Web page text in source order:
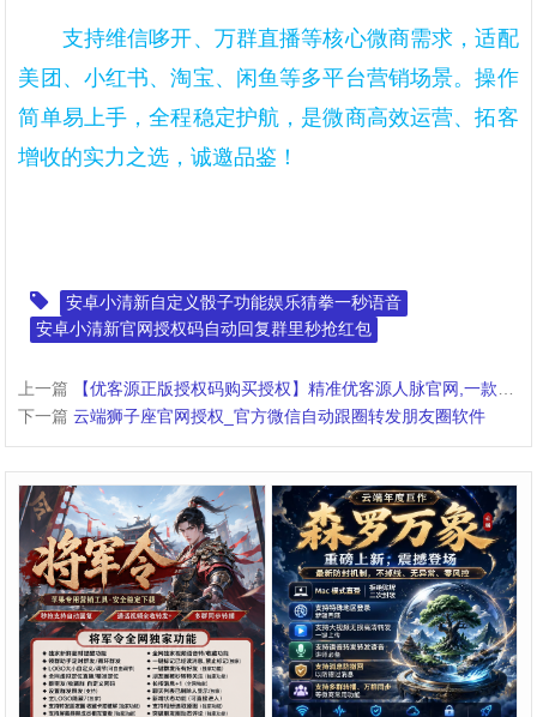
支持维信哆开、万群直播等核心微商需求，适配
美团、小红书、淘宝、闲鱼等多平台营销场景。操作
简单易上手，全程稳定护航，是微商高效运营、拓客
增收的实力之选，诚邀品鉴！
安卓小清新自定义骰子功能娱乐猜拳一秒语音
安卓小清新官网授权码自动回复群里秒抢红包
上一篇
【优客源正版授权码购买授权】精准优客源人脉官网,一款精准人脉获客多功能采集软件
下一篇云端狮子座官网授权_官方微信自动跟圈转发朋友圈软件